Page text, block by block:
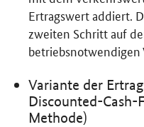
Ertragswert addiert.
zweiten Schritt auf
Variante der
Discounted-Cash-
Methode)